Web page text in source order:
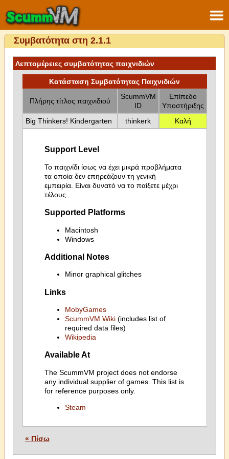
Συμβατότητα στη 2.1.1
Λεπτομέρειες συμβατότητας παιχνιδιών
Κατάσταση Συμβατότητας Παιχνιδιών
Πλήρης τίτλος παιχνιδιού
ScummVM
ID
Επίπεδο
Υποστήριξης
Big Thinkers! Kindergarten
thinkerk Καλή
Support Level
Το παιχνίδι ίσως να έχει μικρά προβλήματα
τα οποία δεν επηρεάζουν τη γενική
εμπειρία. Είναι δυνατό να το παίξετε μέχρι
τέλους.
Supported Platforms
Macintosh
Windows
Additional Notes
Minor graphical glitches
Links
MobyGames
ScummVM Wiki(includes list of
required data files)
Wikipedia
Available At
The ScummVM project does not endorse
any individual supplier of games. This list is
for reference purposes only.
Steam
« Πίσω